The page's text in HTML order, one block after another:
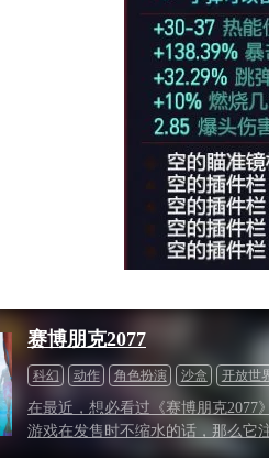
赛博朋克2077
科幻 动作 角色扮演 沙盒 开放世
在最近，想必看过《赛博朋克2077
游戏在发售时不缩水的话，那么它
往游戏所没有的“活力”——玩家朋